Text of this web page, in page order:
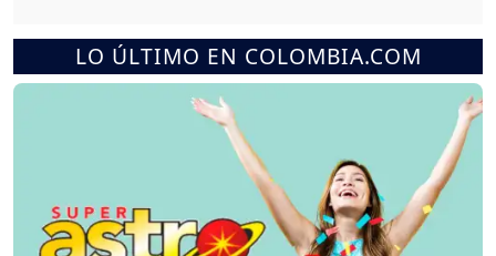
LO ÚLTIMO EN COLOMBIA.COM